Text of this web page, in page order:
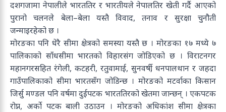
दशगजामा नेपालीले भारततिर र भारतीयले नेपालतिर खेती गर्दै आएको
पुरानो चलनले बेला–बेला यस्तै विवाद, तनाव र सुरक्षा चुनौती
जन्माइरहेको छ ।
मोरङका पनि धेरै सीमा क्षेत्रको समस्या यस्तै छ । मोरङका १७ मध्ये ७
पालिकाको साँधसीमा भारतको विहारसंग जोडिएको छ । विराटनगर
महानगरसहित रंंगेली, कटहरी, रतुवामाई, सुनवर्षी, धनपालथान र जहदा
गाउँपालिकाको सीमा भारतसँग जोडिन्छ । मोरङको मटर्वाका किसान
जिर्सु मण्डल पनि वर्षमा दुईपटक भारततिरको खेतमा जान्छन् । एकपटक
रोप्न, अर्को पटक बाली उठाउन । मोरङको अधिकांश सीमा क्षेत्रका